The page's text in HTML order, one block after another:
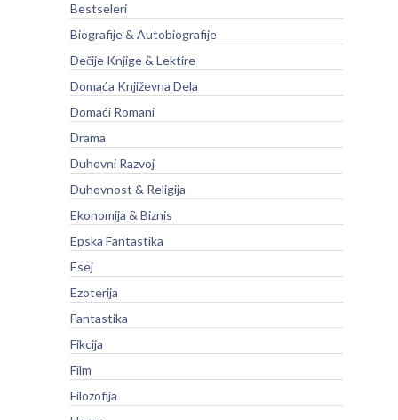
Bestseleri
Biografije & Autobiografije
Dečije Knjige & Lektire
Domaća Književna Dela
Domaći Romani
Drama
Duhovni Razvoj
Duhovnost & Religija
Ekonomija & Biznis
Epska Fantastika
Esej
Ezoterija
Fantastika
Fikcija
Film
Filozofija